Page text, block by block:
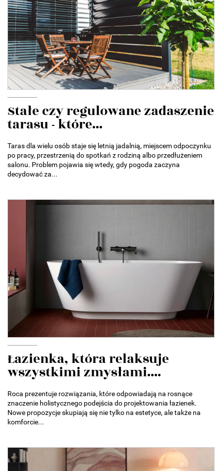
Stałe czy regulowane zadaszenie
tarasu - które...
Taras dla wielu osób staje się letnią jadalnią, miejscem odpoczynku
po pracy, przestrzenią do spotkań z rodziną albo przedłużeniem
salonu. Problem pojawia się wtedy, gdy pogoda zaczyna
decydować za...
Łazienka, która relaksuje
wszystkimi zmysłami....
Roca prezentuje rozwiązania, które odpowiadają na rosnące
znaczenie holistycznego podejścia do projektowania łazienek.
Nowe propozycje skupiają się nie tylko na estetyce, ale także na
komforcie...